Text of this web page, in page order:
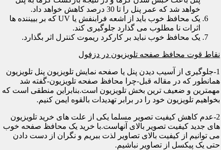
خواهد شد که عمر پنل را تا 30 درصد کاهش خواهد داد.
یک محافظ خوب باید از اشعه فرابنفش یا UV که بر بییننده ها
اثرات نا مطلوب می گذارد جلوگیری کند.
یک محافظ خوب نباید بر کارکرد ریموت کنترل اثر بگذارد.
نقاط قوت محافظ صفحه تلویزیون در دزفول
1-جلوگیری از آسیب دیدن پنل یا صفحه نمایش تلویزیون پنل تلویزیون
همانطور که در مقاله قبل-چرا محافظ صفحه تلویزیون-گفته شد
مهمترین و ضعیف ترین بخش تلویزیون است.بنابراین منطقی است که
بخواهیم تلویزیون خود را در برابر تهدیدات بالقوه ایمن کنیم.
2-عدم کاهش کیفیت تصویر مسلما یکی از علت های خرید تلویزیون
های جدید کیفیت تصویر بالای آنهاست.با خرید یک محافظ صفحه خوب
می توانیم از کیفیت بالای تصاویر لذت ببریم و نگران از دست دادن
حتی یک پیکسل از تصاویر نباشیم.